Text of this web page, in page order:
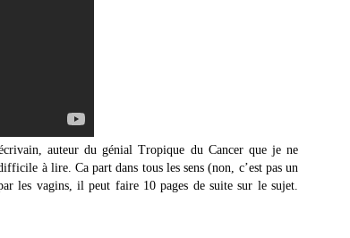
auteur du génial Tropique du Cancer que je ne
à lire. Ca part dans tous les sens (non, c’est pas un
les vagins, il peut faire 10 pages de suite sur le sujet.